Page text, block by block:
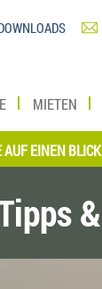
MIETEN
BLICK.